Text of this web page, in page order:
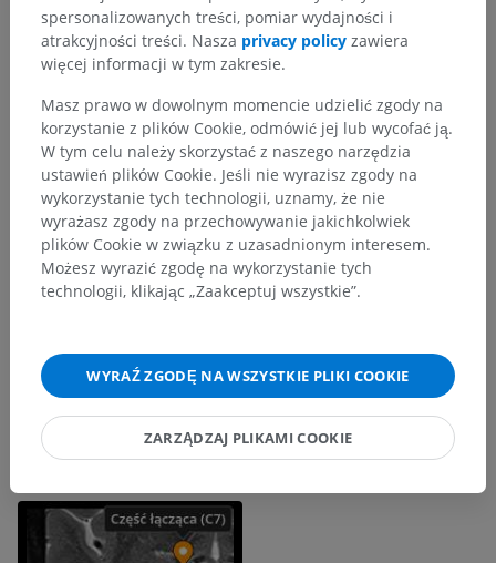
spersonalizowanych treści, pomiar wydajności i
atrakcyjności treści. Nasza privacy policy zawiera
więcej informacji w tym zakresie.
Masz prawo w dowolnym momencie udzielić zgody na
korzystanie z plików Cookie, odmówić jej lub wycofać ją.
W tym celu należy skorzystać z naszego narzędzia
ustawień plików Cookie. Jeśli nie wyrazisz zgody na
wykorzystanie tych technologii, uznamy, że nie
wyrażasz zgody na przechowywanie jakichkolwiek
plików Cookie w związku z uzasadnionym interesem.
Możesz wyrazić zgodę na wykorzystanie tych
technologii, klikając „Zaakceptuj wszystkie”.
WYRAŹ ZGODĘ NA WSZYSTKIE PLIKI COOKIE
ZARZĄDZAJ PLIKAMI COOKIE